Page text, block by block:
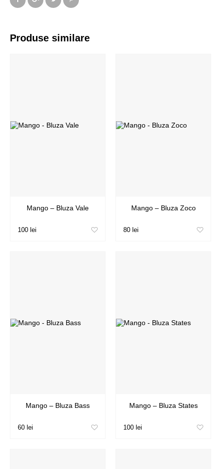
Produse similare
Mango – Bluza Vale
100 lei
Mango – Bluza Zoco
80 lei
Mango – Bluza Bass
60 lei
Mango – Bluza States
100 lei